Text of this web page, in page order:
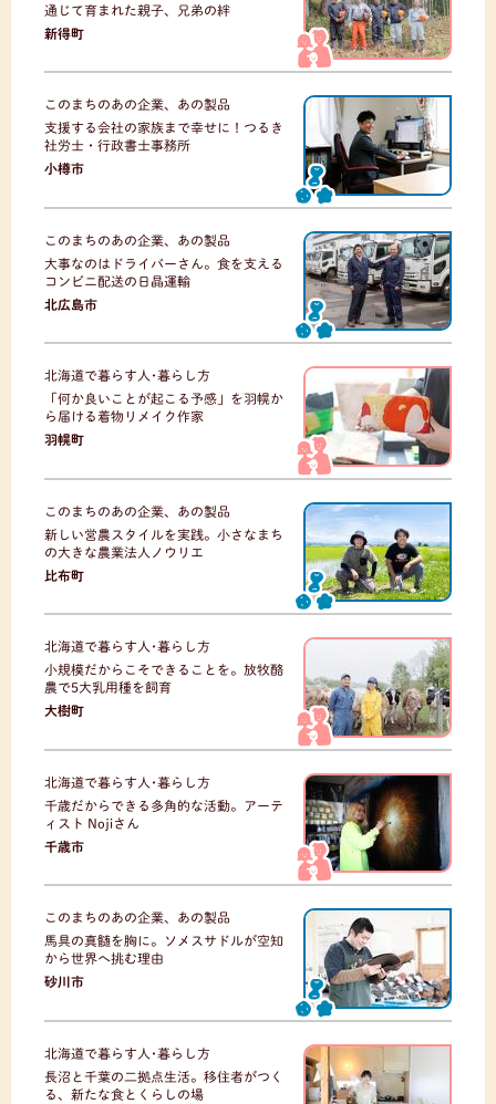
通じて育まれた親子、兄弟の絆
新得町
このまちのあの企業、あの製品
支援する会社の家族まで幸せに！つるき
社労士・行政書士事務所
小樽市
このまちのあの企業、あの製品
大事なのはドライバーさん。食を支える
コンビニ配送の日晶運輸
北広島市
北海道で暮らす人･暮らし方
「何か良いことが起こる予感」を羽幌か
ら届ける着物リメイク作家
羽幌町
このまちのあの企業、あの製品
新しい営農スタイルを実践。小さなまち
の大きな農業法人ノウリエ
比布町
北海道で暮らす人･暮らし方
小規模だからこそできることを。放牧酪
農で5大乳用種を飼育
大樹町
北海道で暮らす人･暮らし方
千歳だからできる多角的な活動。アーテ
ィスト Nojiさん
千歳市
このまちのあの企業、あの製品
馬具の真髄を胸に。ソメスサドルが空知
から世界へ挑む理由
砂川市
北海道で暮らす人･暮らし方
長沼と千葉の二拠点生活。移住者がつく
る、新たな食とくらしの場